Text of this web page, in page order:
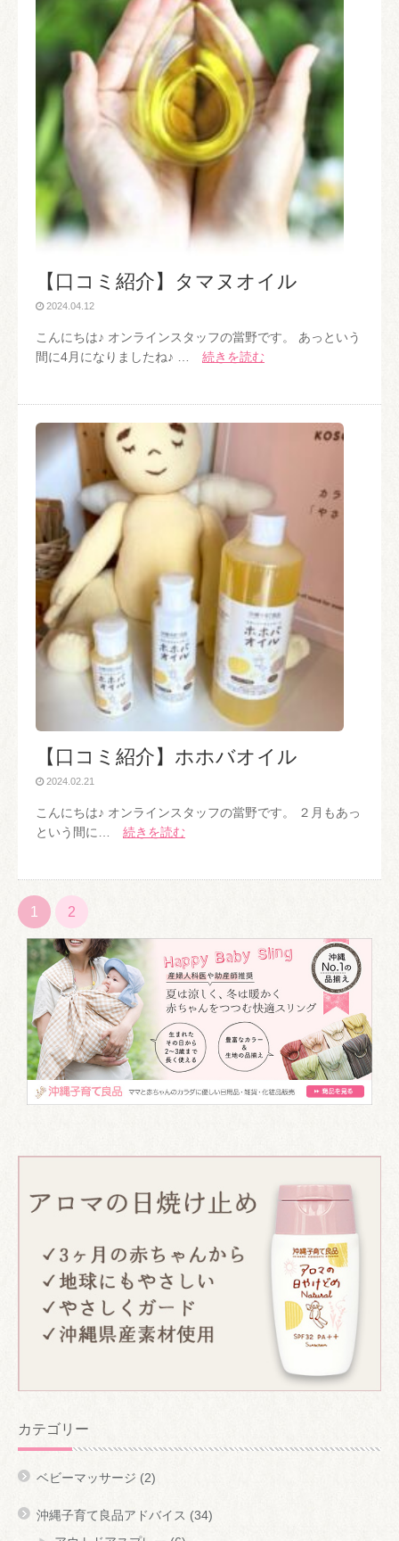
【口コミ紹介】タマヌオイル
2024.04.12
こんにちは♪ オンラインスタッフの當野です。 あっという
間に4月になりましたね♪ … 続きを読む
【口コミ紹介】ホホバオイル
2024.02.21
こんにちは♪ オンラインスタッフの當野です。 ２月もあっ
という間に… 続きを読む
1 2
カテゴリー
ベビーマッサージ (2)
沖縄子育て良品アドバイス (34)